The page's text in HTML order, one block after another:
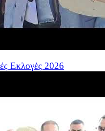
Εκλογές 2026